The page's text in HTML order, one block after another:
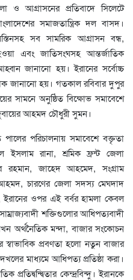
ও আগ্রাসনের প্রতিবাদে সিলেটে
সমাজতান্ত্রিক দল বাসদ।
সব সামরিক আগ্রাসন বন্ধ,
এবং জাতিসংঘসহ আন্তর্জাতিক
জানানো হয়। ইরানের সর্বোচ্চ
জানানো হয়। গতকাল রবিবার দুপুর
সামনে অনুষ্ঠিত বিক্ষোভ সমাবেশে
আহমদ চৌধুরী সুমন।
পরিচালনায় সমাবেশে বক্তৃতা
রানা, শ্রমিক ফ্রন্ট জেলা
রহমান, জাহেদ আহমেদ, সংগ্রাম
চারণের জেলা সদস্য মেঘদাদ
ওপর এই বর্বর হামলা কেবল
শক্তিগুলোর আধিপত্যবাদী
অর্থনৈতিক মন্দা, বাজার সংকোচন
স্বাভাবিক প্রবণতা হলো নতুন বাজার
মাধ্যমে আধিপত্য প্রতিষ্ঠা করা।
কেন্দ্রবিন্দু। ইরানকে